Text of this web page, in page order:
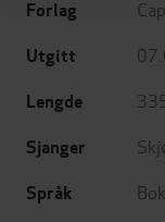
Forlag
Utgitt
Lengde
Sjanger
Språk